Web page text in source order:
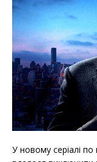
У новому серіалі